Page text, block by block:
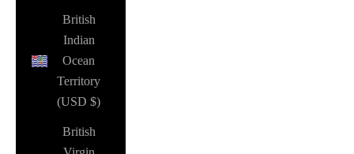
British
Indian
Ocean
Territory
(USD $)
British